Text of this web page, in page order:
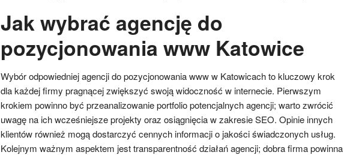
Jak wybrać agencję do
pozycjonowania www Katowice
Wybór odpowiedniej agencji do pozycjonowania www w Katowicach to kluczowy krok
dla każdej firmy pragnącej zwiększyć swoją widoczność w internecie. Pierwszym
krokiem powinno być przeanalizowanie portfolio potencjalnych agencji; warto zwrócić
uwagę na ich wcześniejsze projekty oraz osiągnięcia w zakresie SEO. Opinie innych
klientów również mogą dostarczyć cennych informacji o jakości świadczonych usług.
Kolejnym ważnym aspektem jest transparentność działań agencji; dobra firma powinna